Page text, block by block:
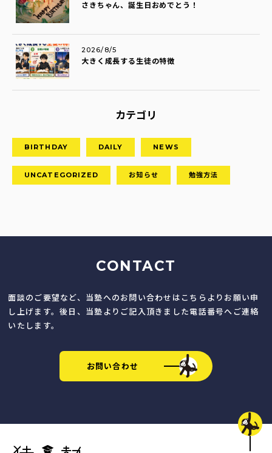
さきちゃん、誕生日おめでとう！
大きく成長する生徒の特徴
2026/8/5
カテゴリ
BIRTHDAY DAILY NEWS
UNCATEGORIZED お知らせ 勉強方法
CONTACT
面談のご要望など、当塾へのお問い合わせはこちらよりお願い申
し上げます。後日、当塾よりご記入頂きました電話番号へご連絡
いたします。
お問い合わせ
猿田塾